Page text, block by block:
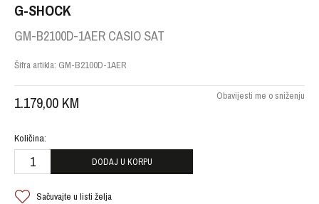
G-SHOCK
GM-B2100D-1AER CASIO SAT
Šifra artikla: GM-B2100D-1AER
1.179,00 KM Obavijesti me o sniženju
Količina:
DODAJ U KORPU
Sačuvajte u listi želja